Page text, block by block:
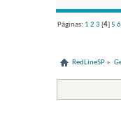
Páginas: 1 2 3 [4] 5 6
RedLineSP »